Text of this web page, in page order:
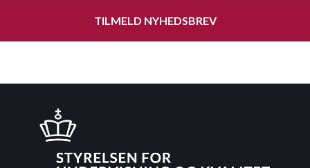
TILMELD NYHEDSBREV